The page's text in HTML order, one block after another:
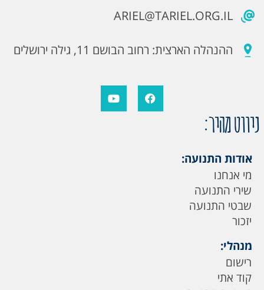
ARIEL@TARIEL.ORG.IL
ההנהלה הארצית: רחוב הבושם 11, גילה ירושלים
ניווט מהיר:
אודות התנועה:
מי אנחנו
שירי התנועה
שבטי התנועה
יזכור
מנהלי:
רישום
קוד אתי